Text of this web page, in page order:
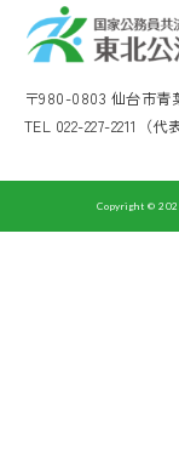
〒980-0803 仙台市青
TEL 022-227-2211（代表
Copyright ©